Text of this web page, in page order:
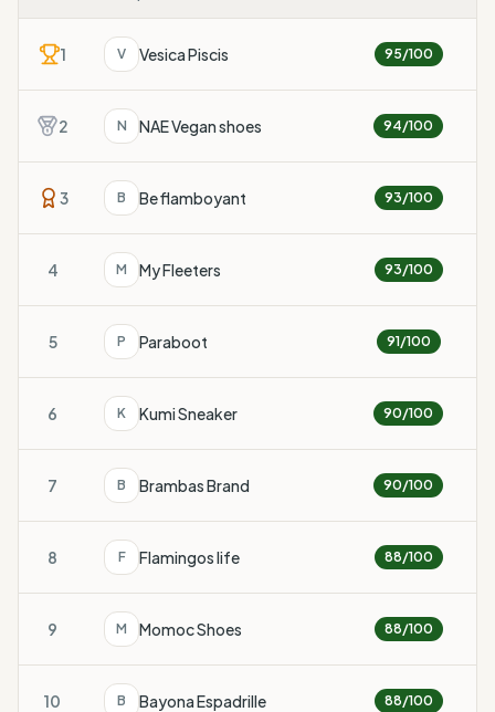
1 V Vesica Piscis 95/100
2 N NAE Vegan shoes 94/100
3 B Be flamboyant 93/100
4 M My Fleeters 93/100
5 P Paraboot 91/100
6 K Kumi Sneaker 90/100
7 B Brambas Brand 90/100
8 F Flamingos life 88/100
9 M Momoc Shoes 88/100
10 B Bayona Espadrille 88/100